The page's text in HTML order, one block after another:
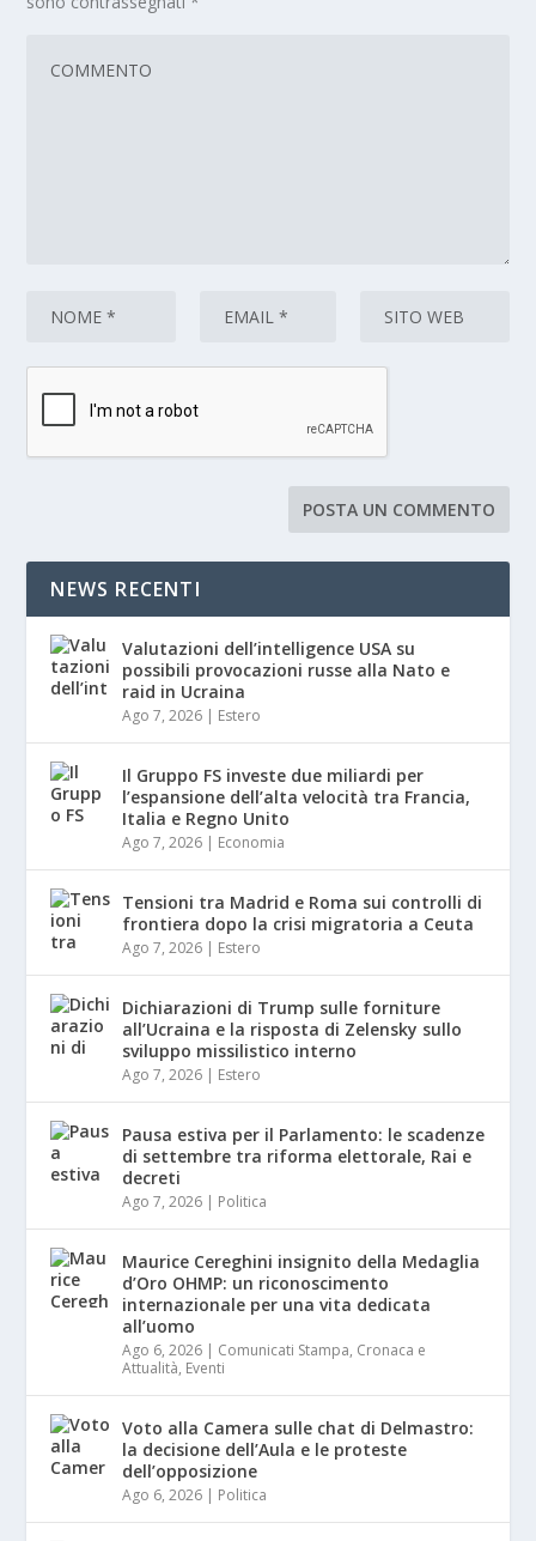
NEWS RECENTI
Valutazioni dell’intelligence USA su
possibili provocazioni russe alla Nato e
raid in Ucraina
Ago 7, 2026 | Estero
Il Gruppo FS investe due miliardi per
l’espansione dell’alta velocità tra Francia,
Italia e Regno Unito
Ago 7, 2026 | Economia
Tensioni tra Madrid e Roma sui controlli di
frontiera dopo la crisi migratoria a Ceuta
Ago 7, 2026 | Estero
Dichiarazioni di Trump sulle forniture
all’Ucraina e la risposta di Zelensky sullo
sviluppo missilistico interno
Ago 7, 2026 | Estero
Pausa estiva per il Parlamento: le scadenze
di settembre tra riforma elettorale, Rai e
decreti
Ago 7, 2026 | Politica
Maurice Cereghini insignito della Medaglia
d’Oro OHMP: un riconoscimento
internazionale per una vita dedicata
all’uomo
Ago 6, 2026 | Comunicati Stampa, Cronaca e
Attualità, Eventi
Voto alla Camera sulle chat di Delmastro:
la decisione dell’Aula e le proteste
dell’opposizione
Ago 6, 2026 | Politica